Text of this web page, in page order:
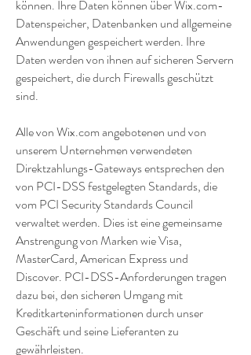
können. Ihre Daten können über Wix.com-
Datenspeicher, Datenbanken und allgemeine
Anwendungen gespeichert werden. Ihre
Daten werden von ihnen auf sicheren Servern
gespeichert, die durch Firewalls geschützt
sind.
Alle von Wix.com angebotenen und von
unserem Unternehmen verwendeten
Direktzahlungs-Gateways entsprechen den
von PCI-DSS festgelegten Standards, die
vom PCI Security Standards Council
verwaltet werden. Dies ist eine gemeinsame
Anstrengung von Marken wie Visa,
MasterCard, American Express und
Discover. PCI-DSS-Anforderungen tragen
dazu bei, den sicheren Umgang mit
Kreditkarteninformationen durch unser
Geschäft und seine Lieferanten zu
gewährleisten.